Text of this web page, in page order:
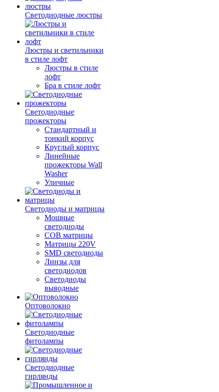
Светодиодные люстры
Люстры и светильники
в стиле лофт
Люстры в стиле
лофт
Бра в стиле лофт
Светодиодные
прожекторы
Стандартный и
тонкий корпус
Круглый корпус
Линейные
прожекторы Wall
Washer
Уличные
Светодиоды и матрицы
Мощные
светодиоды
COB матрицы
Матрицы 220V
SMD светодиоды
Линзы для
светодиодов
Светодиоды
выводные
Оптоволокно
Светодиодные
фитолампы
Светодиодные
гирлянды